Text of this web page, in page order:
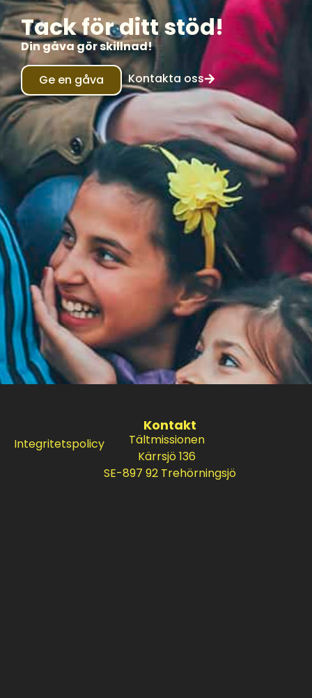
Tack för ditt stöd!
Din gåva gör skillnad!
Ge en gåva Kontakta oss
Integritetspolicy
Kontakt
Tältmissionen
Kärrsjö 136
SE-897 92 Trehörningsjö